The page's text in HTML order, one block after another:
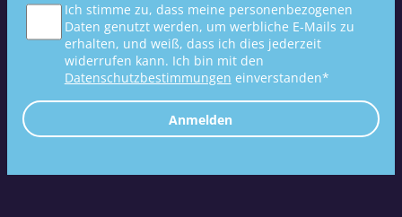
Ich stimme zu, dass meine personenbezogenen
Daten genutzt werden, um werbliche E-Mails zu
erhalten, und weiß, dass ich dies jederzeit
widerrufen kann. Ich bin mit den
Datenschutzbestimmungen einverstanden*
Anmelden